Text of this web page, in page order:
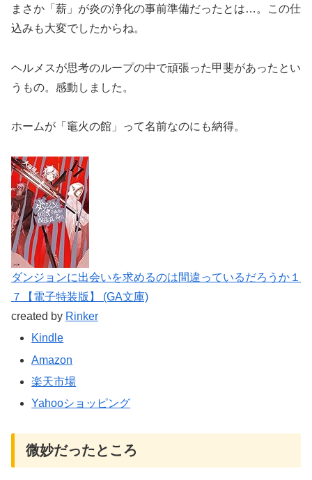
まさか「薪」が炎の浄化の事前準備だったとは…。この仕
込みも大変でしたからね。
ヘルメスが思考のループの中で頑張った甲斐があったとい
うもの。感動しました。
ホームが「竈火の館」って名前なのにも納得。
ダンジョンに出会いを求めるのは間違っているだろうか１
７【電子特装版】 (GA文庫)
created by Rinker
Kindle
Amazon
楽天市場
Yahooショッピング
微妙だったところ